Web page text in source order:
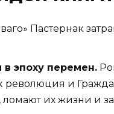
Пастернак
в эпоху перемен.
революция и
их жизни и